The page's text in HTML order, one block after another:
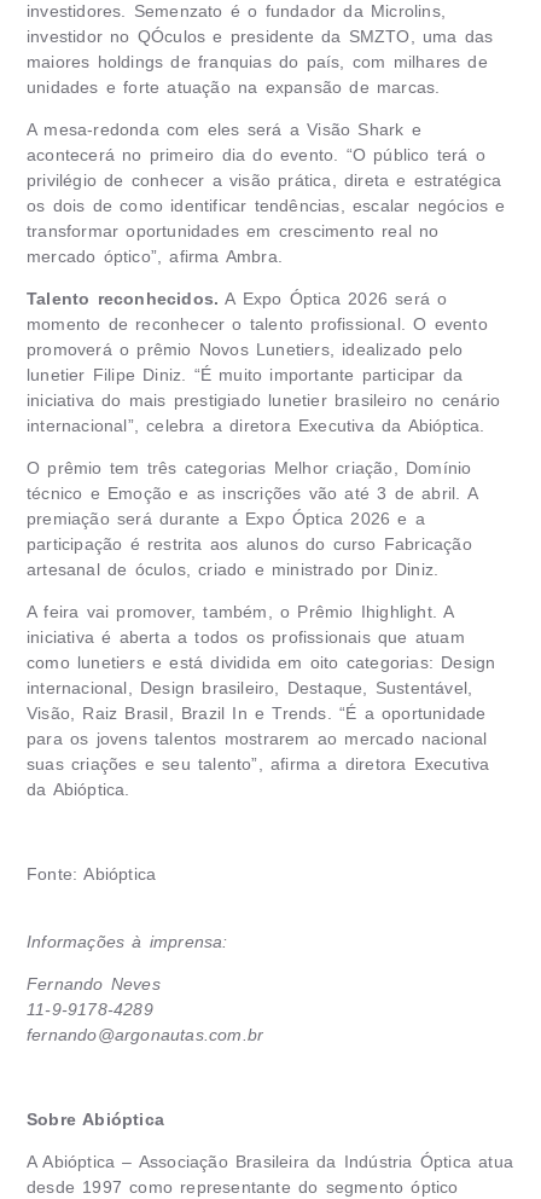
investidores. Semenzato é o fundador da Microlins,
investidor no QÓculos e presidente da SMZTO, uma das
maiores holdings de franquias do país, com milhares de
unidades e forte atuação na expansão de marcas.
A mesa-redonda com eles será a Visão Shark e
acontecerá no primeiro dia do evento. “O público terá o
privilégio de conhecer a visão prática, direta e estratégica
os dois de como identificar tendências, escalar negócios e
transformar oportunidades em crescimento real no
mercado óptico”, afirma Ambra.
Talento reconhecidos. A Expo Óptica 2026 será o
momento de reconhecer o talento profissional. O evento
promoverá o prêmio Novos Lunetiers, idealizado pelo
lunetier Filipe Diniz. “É muito importante participar da
iniciativa do mais prestigiado lunetier brasileiro no cenário
internacional”, celebra a diretora Executiva da Abióptica.
O prêmio tem três categorias Melhor criação, Domínio
técnico e Emoção e as inscrições vão até 3 de abril. A
premiação será durante a Expo Óptica 2026 e a
participação é restrita aos alunos do curso Fabricação
artesanal de óculos, criado e ministrado por Diniz.
A feira vai promover, também, o Prêmio Ihighlight. A
iniciativa é aberta a todos os profissionais que atuam
como lunetiers e está dividida em oito categorias: Design
internacional, Design brasileiro, Destaque, Sustentável,
Visão, Raiz Brasil, Brazil In e Trends. “É a oportunidade
para os jovens talentos mostrarem ao mercado nacional
suas criações e seu talento”, afirma a diretora Executiva
da Abióptica.
Fonte: Abióptica
Informações à imprensa:
Fernando Neves
11-9-9178-4289
fernando@argonautas.com.br
Sobre Abióptica
A Abióptica – Associação Brasileira da Indústria Óptica atua
desde 1997 como representante do segmento óptico